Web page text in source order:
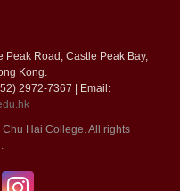
Peak Road, Castle Peak Bay,
Kong.
2972-7367 | Email:
Hai College. All rights